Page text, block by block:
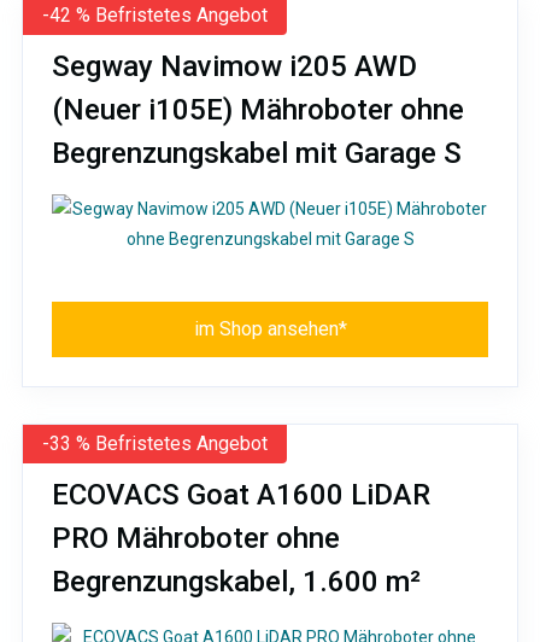
-42 % Befristetes Angebot
Segway Navimow i205 AWD
(Neuer i105E) Mähroboter ohne
Begrenzungskabel mit Garage S
im Shop ansehen*
-33 % Befristetes Angebot
ECOVACS Goat A1600 LiDAR
PRO Mähroboter ohne
Begrenzungskabel, 1.600 m²